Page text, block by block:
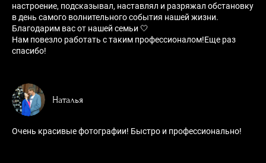
настроение, подсказывал, наставлял и разряжал обстановку
в день самого волнительного события нашей жизни.
Благодарим вас от нашей семьи 🤍
Нам повезло работать с таким профессионалом!Еще раз
спасибо!
Наталья
Очень красивые фотографии! Быстро и профессионально!